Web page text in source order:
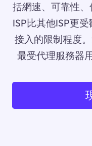
括網速、可靠性
ISP比其他ISP更
接入的限制程度
最受代理服務器